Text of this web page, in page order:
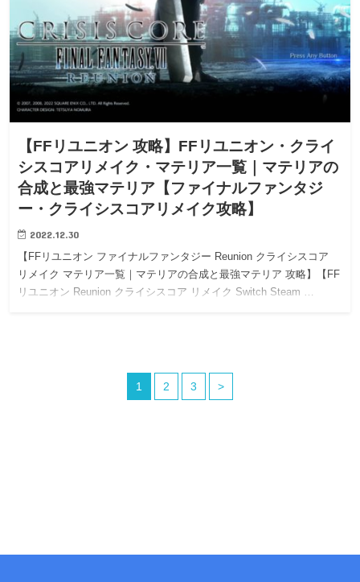
【FFリユニオン 攻略】FFリユニオン・クライ
シスコアリメイク・マテリア一覧｜マテリアの
合成と最強マテリア【ファイナルファンタジ
ー・クライシスコアリメイク攻略】
2022.12.30
【FFリユニオン ファイナルファンタジー Reunion クライシスコア
リメイク マテリア一覧｜マテリアの合成と最強マテリア 攻略】【FF
リユニオン Reunion クライシスコア リメイク Switch Steam …
1 2 3 >